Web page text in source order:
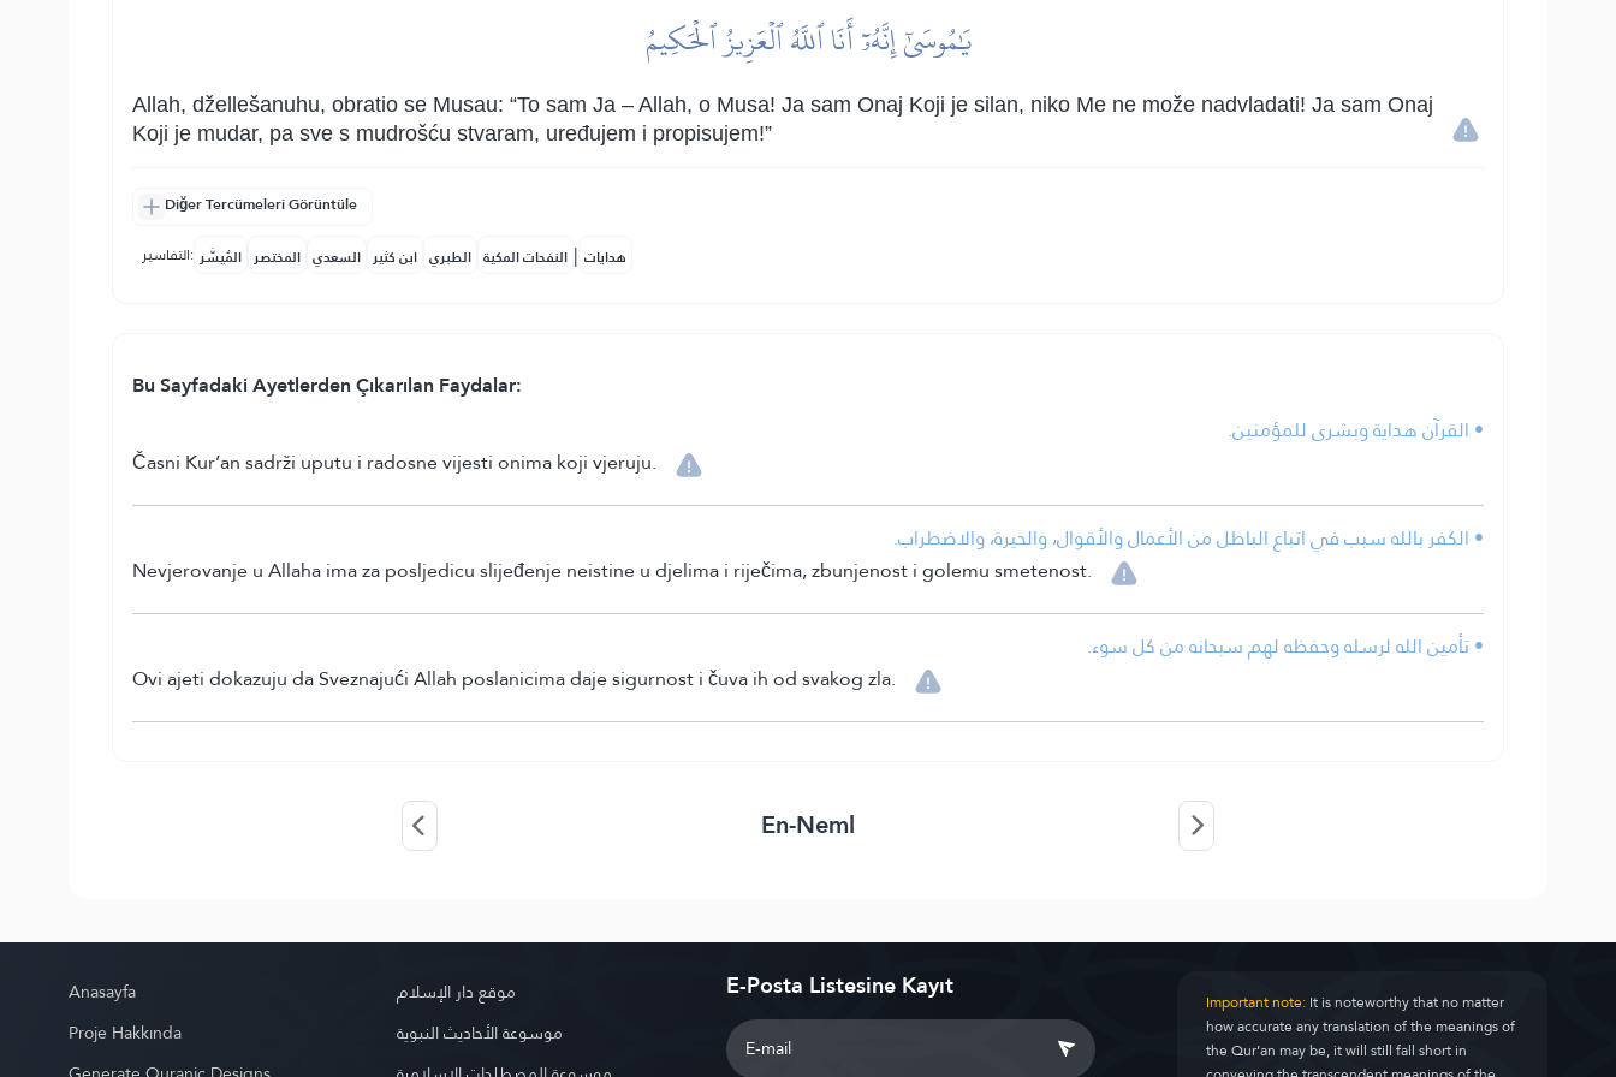
يَٰمُوسَىٰٓ إِنَّهُۥٓ أَنَا ٱللَّهُ ٱلۡعَزِيزُ ٱلۡحَكِيمُ
Allah, džellešanuhu, obratio se Musau: “To sam Ja – Allah, o Musa! Ja sam Onaj Koji je silan, niko Me ne može nadvladati! Ja sam Onaj
Koji je mudar, pa sve s mudrošću stvaram, uređujem i propisujem!”
Diğer Tercümeleri Görüntüle
التفاسير: المُيسَّر المختصر السعدي ابن كثير الطبري النفحات المكية | هدايات
Bu Sayfadaki Ayetlerden Çıkarılan Faydalar:
• القرآن هداية وبشرى للمؤمنين.
Časni Kur’an sadrži uputu i radosne vijesti onima koji vjeruju.
• الكفر بالله سبب في اتباع الباطل من الأعمال والأقوال، والحيرة، والاضطراب.
Nevjerovanje u Allaha ima za posljedicu slijeđenje neistine u djelima i riječima, zbunjenost i golemu smetenost.
• تأمين الله لرسله وحفظه لهم سبحانه من كل سوء.
Ovi ajeti dokazuju da Sveznajući Allah poslanicima daje sigurnost i čuva ih od svakog zla.
En-Neml
Anasayfa
Proje Hakkında
موقع دار الإسلام
موسوعة الأحاديث النبوية
E-Posta Listesine Kayıt Important note:It is noteworthy that no matter
how accurate any translation of the meanings of
the Qur’an may be, it will still fall short in